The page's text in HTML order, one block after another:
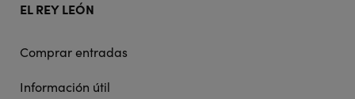
EL REY LEÓN
Comprar entradas
Información útil